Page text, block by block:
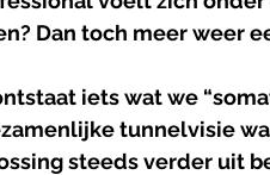
Dan toch meer weer
iets wat we
tunnelvisie
steeds verder uit